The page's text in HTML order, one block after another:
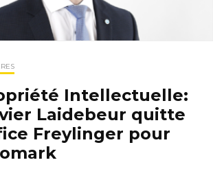
Intellectuelle:
Laidebeur quitte
Freylinger pour